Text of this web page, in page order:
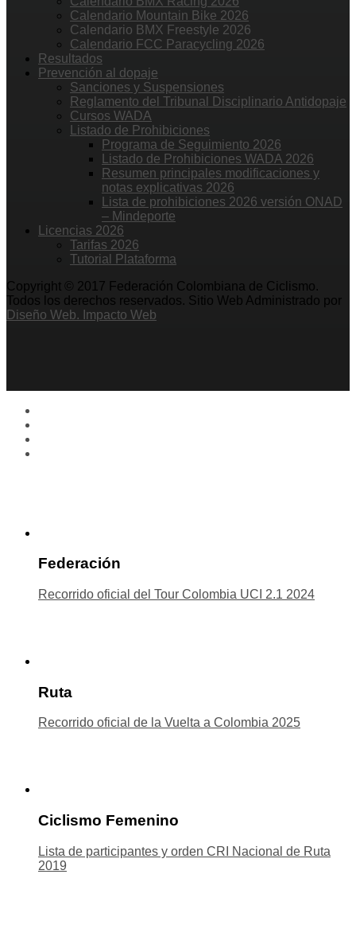
Calendario Mountain Bike 2026
Calendario BMX Freestyle 2026
Calendario FCC Paracycling 2026
Resultados
Prevención al dopaje
Sanciones y Suspensiones
Reglamento del Tribunal Disciplinario Antidopaje
Cursos WADA
Listado de Prohibiciones
Programa de Seguimiento 2026
Listado de Prohibiciones WADA 2026
Resumen principales modificaciones y
notas explicativas 2026
Lista de prohibiciones 2026 versión ONAD
– Mindeporte
Licencias 2026
Tarifas 2026
Tutorial Plataforma
Copyright © 2017 Federación Colombiana de Ciclismo.
Todos los derechos reservados. Sitio Web Administrado por
Diseño Web. Impacto Web
Federación
Recorrido oficial del Tour Colombia UCI 2.1 2024
Ruta
Recorrido oficial de la Vuelta a Colombia 2025
Ciclismo Femenino
Lista de participantes y orden CRI Nacional de Ruta
2019